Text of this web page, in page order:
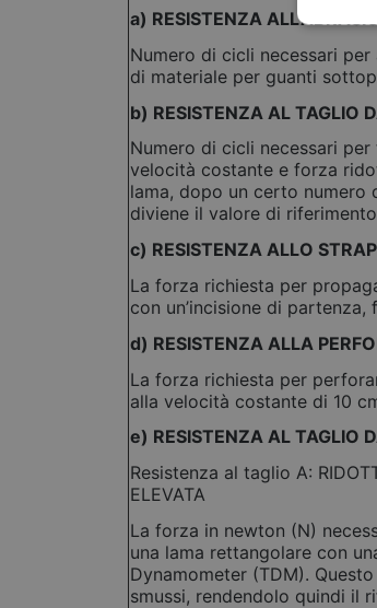
a) RESISTENZA
Numero di cicli necessari
di materiale per guanti
b) RESISTENZA AL TAGLIO
Numero di cicli necessari
velocità costante e forza
lama, dopo un certo numero
diviene il valore di
c) RESISTENZA ALLO
La forza richiesta per
con un’incisione di
d) RESISTENZA ALLA
La forza richiesta per
alla velocità costante di 10
e) RESISTENZA AL TAGLIO
Resistenza al taglio A:
ELEVATA
La forza in newton (N)
una lama rettangolare con
Dynamometer (TDM).
smussi, rendendolo quindi il